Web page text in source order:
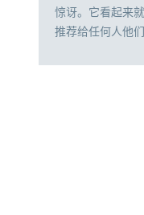
惊讶。它看起来
推荐给任何人他